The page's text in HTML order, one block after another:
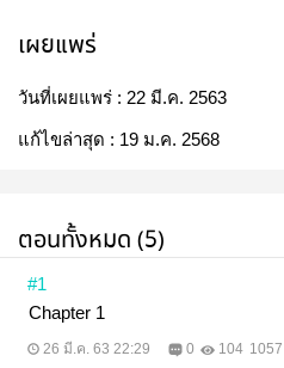
เผยแพร่
วันที่เผยแพร่ : 22 มี.ค. 2563
แก้ไขล่าสุด : 19 ม.ค. 2568
ตอนทั้งหมด (5)
#1
Chapter 1
26 มี.ค. 63 22:29 0 104